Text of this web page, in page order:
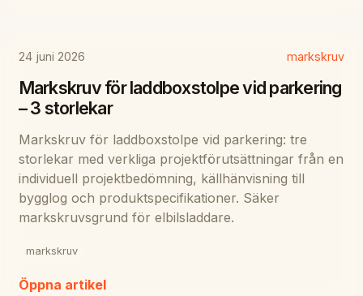
24 juni 2026 markskruv
Markskruv för laddboxstolpe vid parkering
– 3 storlekar
Markskruv för laddboxstolpe vid parkering: tre
storlekar med verkliga projektförutsättningar från en
individuell projektbedömning, källhänvisning till
bygglog och produktspecifikationer. Säker
markskruvsgrund för elbilsladdare.
markskruv
Öppna artikel